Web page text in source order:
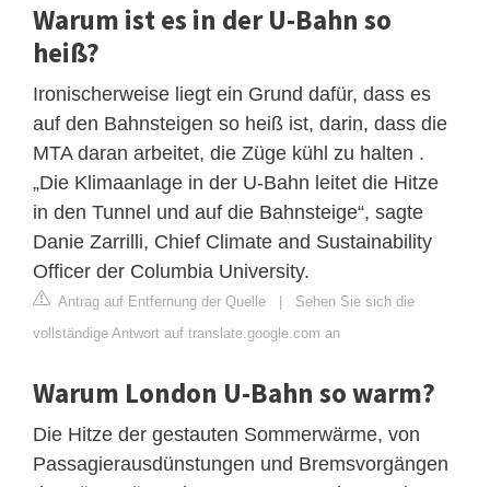
Warum ist es in der U-Bahn so
heiß?
Ironischerweise liegt ein Grund dafür, dass es
auf den Bahnsteigen so heiß ist, darin, dass die
MTA daran arbeitet, die Züge kühl zu halten .
„Die Klimaanlage in der U-Bahn leitet die Hitze
in den Tunnel und auf die Bahnsteige“, sagte
Danie Zarrilli, Chief Climate and Sustainability
Officer der Columbia University.
Antrag auf Entfernung der Quelle | Sehen Sie sich die
vollständige Antwort auf translate.google.com an
Warum London U-Bahn so warm?
Die Hitze der gestauten Sommerwärme, von
Passagierausdünstungen und Bremsvorgängen